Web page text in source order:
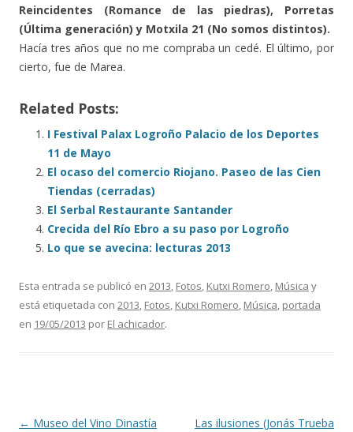
Reincidentes (Romance de las piedras), Porretas
(Última generación) y Motxila 21 (No somos distintos).
Hacía tres años que no me compraba un cedé. El último, por
cierto, fue de Marea.
Related Posts:
I Festival Palax Logroño Palacio de los Deportes
11 de Mayo
El ocaso del comercio Riojano. Paseo de las Cien
Tiendas (cerradas)
El Serbal Restaurante Santander
Crecida del Río Ebro a su paso por Logroño
Lo que se avecina: lecturas 2013
Esta entrada se publicó en 2013, Fotos, Kutxi Romero, Música y
está etiquetada con 2013, Fotos, Kutxi Romero, Música, portada
en 19/05/2013 por El achicador.
Navegación de entradas
← Museo del Vino Dinastía
Las ilusiones (Jonás Trueba